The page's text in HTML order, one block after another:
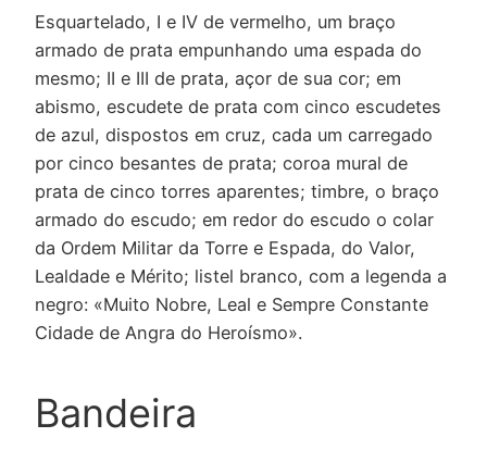
Esquartelado, I e IV de vermelho, um braço
armado de prata empunhando uma espada do
mesmo; II e III de prata, açor de sua cor; em
abismo, escudete de prata com cinco escudetes
de azul, dispostos em cruz, cada um carregado
por cinco besantes de prata; coroa mural de
prata de cinco torres aparentes; timbre, o braço
armado do escudo; em redor do escudo o colar
da Ordem Militar da Torre e Espada, do Valor,
Lealdade e Mérito; listel branco, com a legenda a
negro: «Muito Nobre, Leal e Sempre Constante
Cidade de Angra do Heroísmo».
Bandeira